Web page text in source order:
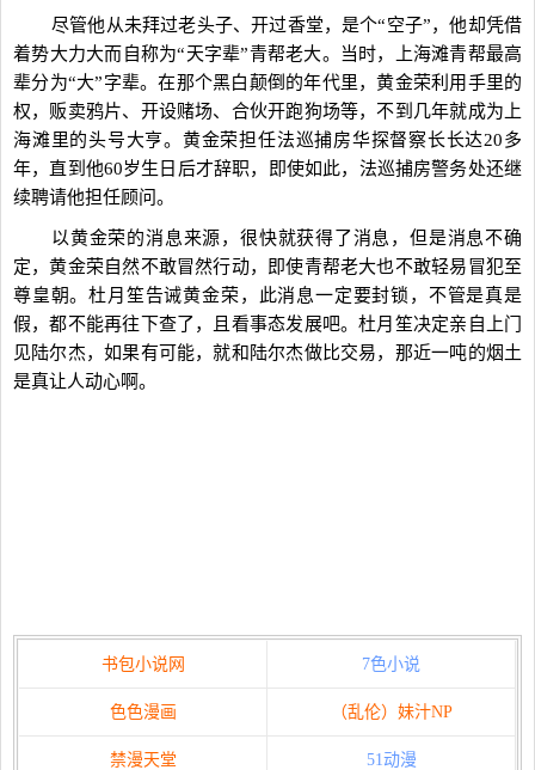
尽管他从未拜过老头子、开过香堂，是个“空子”，他却凭借
着势大力大而自称为“天字辈”青帮老大。当时，上海滩青帮最高
辈分为“大”字辈。在那个黑白颠倒的年代里，黄金荣利用手里的
权，贩卖鸦片、开设赌场、合伙开跑狗场等，不到几年就成为上
海滩里的头号大亨。黄金荣担任法巡捕房华探督察长长达20多
年，直到他60岁生日后才辞职，即使如此，法巡捕房警务处还继
续聘请他担任顾问。
以黄金荣的消息来源，很快就获得了消息，但是消息不确
定，黄金荣自然不敢冒然行动，即使青帮老大也不敢轻易冒犯至
尊皇朝。杜月笙告诫黄金荣，此消息一定要封锁，不管是真是
假，都不能再往下查了，且看事态发展吧。杜月笙决定亲自上门
见陆尔杰，如果有可能，就和陆尔杰做比交易，那近一吨的烟土
是真让人动心啊。
书包小说网 7色小说
色色漫画 （乱伦）妹汁NP
禁漫天堂 51动漫